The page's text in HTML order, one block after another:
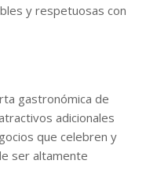
y respetuosas con
gastronómica de
adicionales
que celebren y
ser altamente